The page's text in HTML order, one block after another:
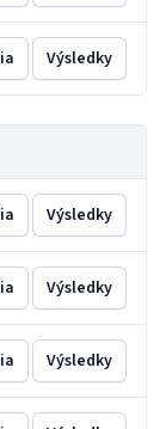
Výsledky
Výsledky
Výsledky
Výsledky